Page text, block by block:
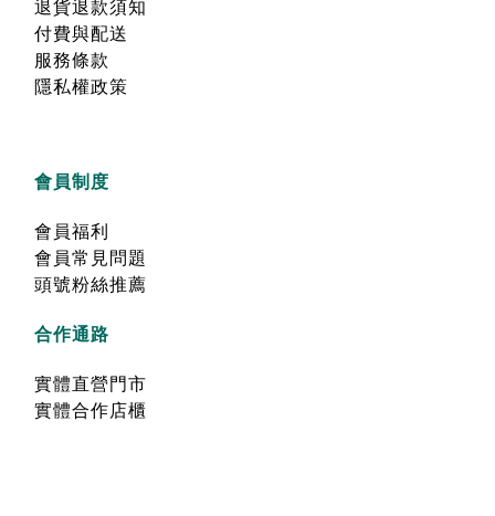
退貨退款須知
付費與配送
服務條款
隱私權政策
會員制度
會員福利
會員常見問題
頭號粉絲推薦
合作通路
實體直營門市
實體合作店櫃